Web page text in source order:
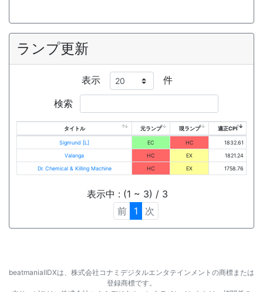
ランプ更新
表示 件
検索
タイトル 元ランプ 現ランプ 適正CPI
Sigmund [L] EC HC
1832.61
Valanga
HC EX
1821.24
Dr. Chemical & Killing Machine
HC EX 1758.76
表示中 : (1 ~ 3) / 3
前
1 次
beatmaniaⅡDXは、株式会社コナミデジタルエンタテインメントの商標または
登録商標です。